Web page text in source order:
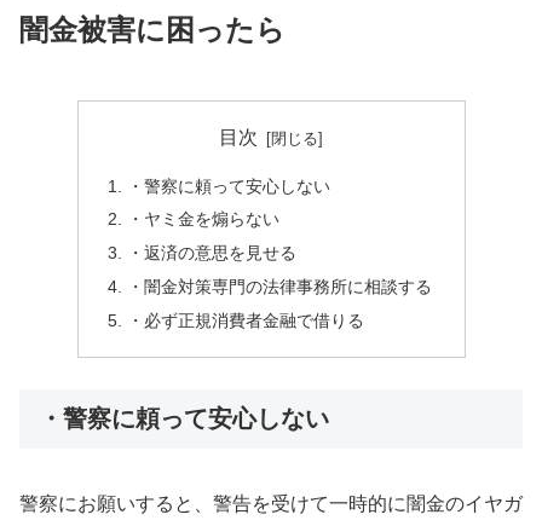
闇金被害に困ったら
目次
・警察に頼って安心しない
・ヤミ金を煽らない
・返済の意思を見せる
・闇金対策専門の法律事務所に相談する
・必ず正規消費者金融で借りる
・警察に頼って安心しない
警察にお願いすると、警告を受けて一時的に闇金のイヤガ